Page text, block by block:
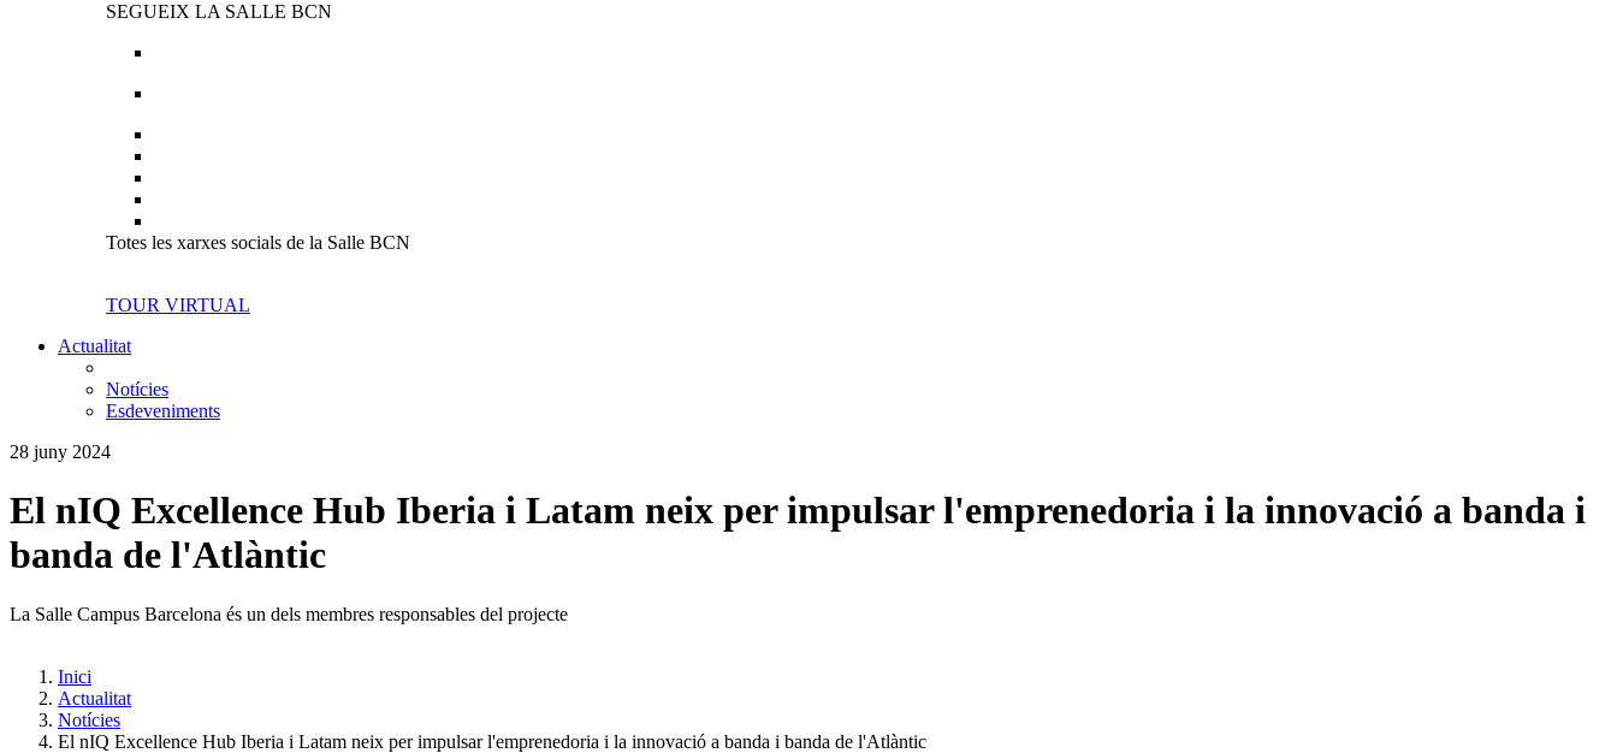
SEGUEIX LA SALLE BCN
Totes les xarxes socials de la Salle BCN
TOUR VIRTUAL
Actualitat
Notícies
Esdeveniments
28 juny 2024
El nIQ Excellence Hub Iberia i Latam neix per impulsar l'emprenedoria i la innovació a banda i
banda de l'Atlàntic
La Salle Campus Barcelona és un dels membres responsables del projecte
Inici
Actualitat
Notícies
El nIQ Excellence Hub Iberia i Latam neix per impulsar l'emprenedoria i la innovació a banda i banda de l'Atlàntic